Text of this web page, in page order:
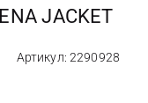
ОБЛІКІВКУ
JACKET
Артикул: 2290928